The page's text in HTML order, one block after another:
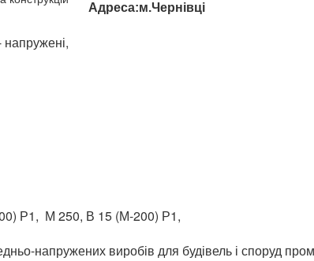
Адреса:м.Чернівці
напружені,
Р1, М 250, В 15 (М-200) Р1,
напружених виробів для будівель і споруд